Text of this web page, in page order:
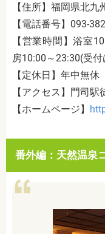
【住所】福岡県北
【電話番号】 093-
【営業時間】浴室
房10:00 ～23:30(受付
【定休日】年中無休
【アクセス】門司駅
【ホームページ】
番外編：天然温泉